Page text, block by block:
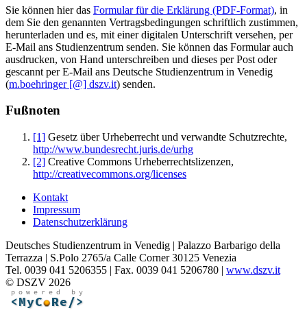
Sie können hier das Formular für die Erklärung (PDF-Format), in
dem Sie den genannten Vertragsbedingungen schriftlich zustimmen,
herunterladen und es, mit einer digitalen Unterschrift versehen, per
E-Mail ans Studienzentrum senden. Sie können das Formular auch
ausdrucken, von Hand unterschreiben und dieses per Post oder
gescannt per E-Mail ans Deutsche Studienzentrum in Venedig
(m.boehringer [@] dszv.it) senden.
Fußnoten
[1] Gesetz über Urheberrecht und verwandte Schutzrechte,
http://www.bundesrecht.juris.de/urhg
[2] Creative Commons Urheberrechtslizenzen,
http://creativecommons.org/licenses
Kontakt
Impressum
Datenschutzerklärung
Deutsches Studienzentrum in Venedig | Palazzo Barbarigo della
Terrazza | S.Polo 2765/a Calle Corner 30125 Venezia
Tel. 0039 041 5206355 | Fax. 0039 041 5206780 | www.dszv.it
© DSZV 2026